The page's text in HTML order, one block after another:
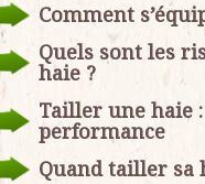
Comment
Quels sont les
haie ?
Tailler une haie
performance
Quand tailler sa